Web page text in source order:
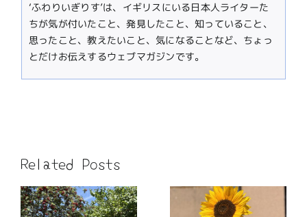
‘ふわりいぎりす’は、イギリスにいる日本人ライターた
ちが気が付いたこと、発見したこと、知っていること、
思ったこと、教えたいこと、気になることなど、ちょっ
とだけお伝えするウェブマガジンです。
Related Posts